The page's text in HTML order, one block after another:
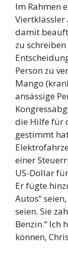
Im Rahmen
Viertklässler
damit
zu
Person zu
Mango
ansässige
die Hilfe für
gestimmt
einer
US-Dollar
Er fügte
Autos“
seien. Sie
Benzin.“ Ich
können,